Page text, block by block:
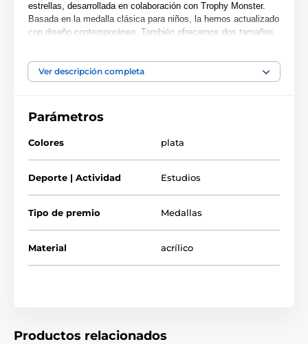
estrellas, desarrollada en colaboración con Trophy Monster.
Basada en la medalla clásica para niños, la hemos actualizado
con diseño contemporáneo. También ofrecemos dos tamaños
Cortada en una forma especial, esta medalla presenta una
impresión a color de alta calidad en el reverso del acrílico de
Ideal para niños, estudiantes y escuelas. Todas nuestras
medallas de acrílico se entregan con una película protectora
Mini Medallas Estrella
Medallas escolares
Ver descripción completa
Parámetros
Colores plata
Deporte | Actividad Estudios
Tipo de premio Medallas
Material acrílico
Productos relacionados